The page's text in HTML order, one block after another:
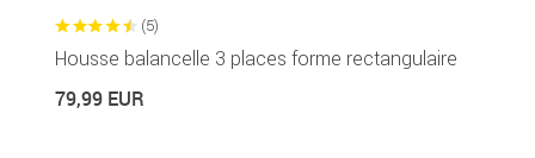
(5)
Housse balancelle 3 places forme rectangulaire
79,99 EUR